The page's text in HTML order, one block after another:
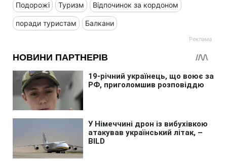
Подорожі Туризм Відпочинок за кордоном
поради туристам Балкани